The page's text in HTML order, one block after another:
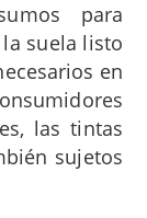
para
suela listo
en
las tintas
sujetos